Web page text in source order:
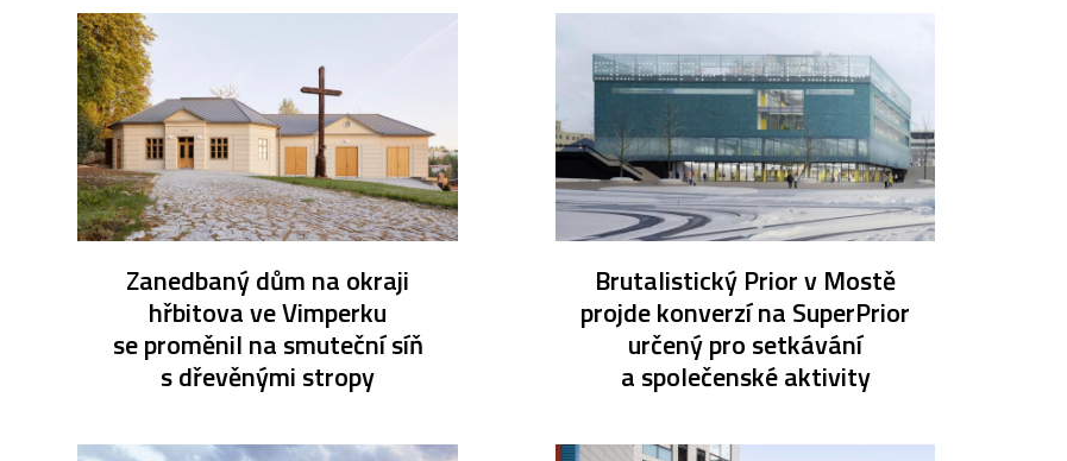
Zanedbaný dům na okraji
hřbitova ve Vimperku
se proměnil na smuteční síň
s dřevěnými stropy
Brutalistický Prior v Mostě
projde konverzí na SuperPrior
určený pro setkávání
a společenské aktivity